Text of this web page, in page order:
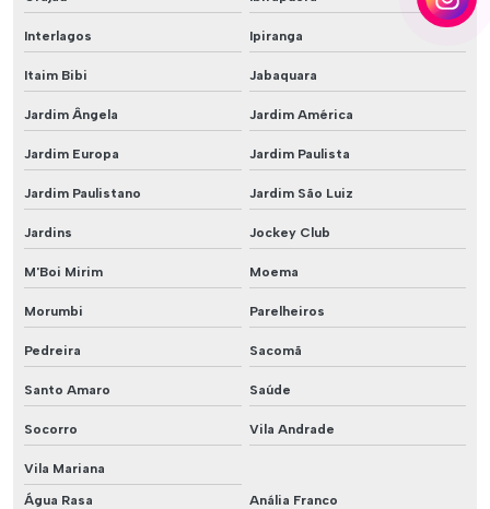
Interlagos Ipiranga
Itaim Bibi Jabaquara
Jardim Ângela Jardim América
Jardim Europa Jardim Paulista
Jardim Paulistano Jardim São Luiz
Jardins Jockey Club
M'Boi Mirim Moema
Morumbi Parelheiros
Pedreira Sacomã
Santo Amaro Saúde
Socorro Vila Andrade
Vila Mariana
Água Rasa Anália Franco